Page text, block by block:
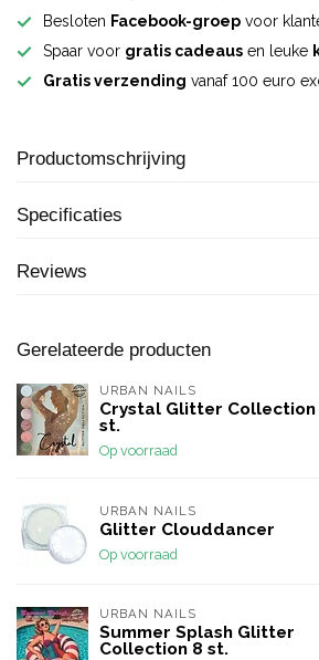
Besloten Facebook-groep voor
Spaar voor gratis cadeaus en leuke
Gratis verzending vanaf 100 euro
Productomschrijving
Specificaties
Reviews
Gerelateerde producten
URBAN NAILS
Crystal Glitter Collection
st.
Op voorraad
URBAN NAILS
Glitter Clouddancer
Op voorraad
URBAN NAILS
Summer Splash Glitter
Collection 8 st.